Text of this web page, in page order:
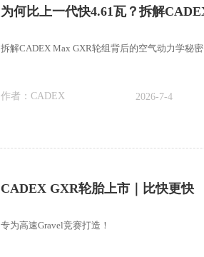
拆解CADEX Max GXR轮组背后的空气动力学秘密
作者： CADEX 2026-7-4
CADEX GXR轮胎上市｜比快更快
专为高速Gravel竞赛打造！